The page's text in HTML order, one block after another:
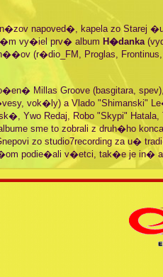
napoved�, kapela zo Starej
vy�iel prv� album H�danka
(r�dio_FM, Proglas,
Millas Groove (basgitara,
vok�ly) a Vlado
Ywo Redaj, Robo "Skypi"
sme to zobrali z druh�ho
zo studio7recording za u�
�om podie�ali v�etci, tak�e je in�